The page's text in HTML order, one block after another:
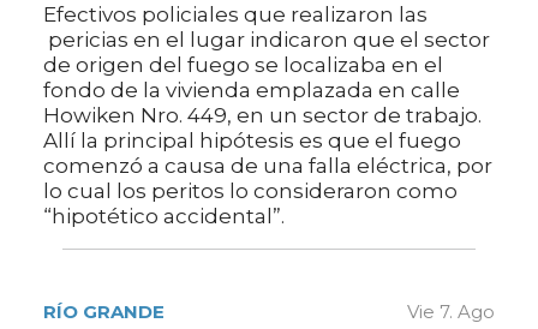
Efectivos policiales que realizaron las
pericias en el lugar indicaron que el sector
de origen del fuego se localizaba en el
fondo de la vivienda emplazada en calle
Howiken Nro. 449, en un sector de trabajo.
Allí la principal hipótesis es que el fuego
comenzó a causa de una falla eléctrica, por
lo cual los peritos lo consideraron como
“hipotético accidental”.
RÍO GRANDE Vie 7. Ago